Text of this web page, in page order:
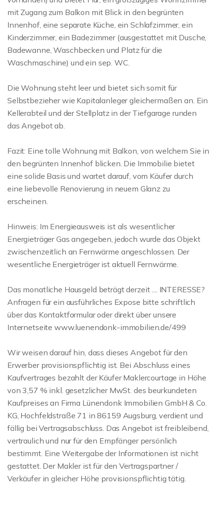
mit Zugang zum Balkon mit Blick in den begrünten
Innenhof, eine separate Küche, ein Schlafzimmer, ein
Kinderzimmer, ein Badezimmer (ausgestattet mit Dusche,
Badewanne, Waschbecken und Platz für die
Waschmaschine) und ein sep. WC.
Die Wohnung steht leer und bietet sich somit für
Selbstbezieher wie Kapitalanleger gleichermaßen an. Ein
Kellerabteil und der Stellplatz in der Tiefgarage runden
das Angebot ab.
Fazit: Eine tolle Wohnung mit Balkon, von welchem Sie in
den begrünten Innenhof blicken. Die Immobilie bietet
eine solide Basis und wartet darauf, vom Käufer durch
eine liebevolle Renovierung in neuem Glanz zu
erscheinen.
Hinweis: Im Energieausweis ist als wesentlicher
Energieträger Gas angegeben, jedoch wurde das Objekt
zwischenzeitlich an Fernwärme angeschlossen. Der
wesentliche Energieträger ist aktuell Fernwärme.
Das monatliche Hausgeld beträgt derzeit .... INTERESSE?
Anfragen für ein ausführliches Expose bitte schriftlich
über das Kontaktformular oder direkt über unsere
Internetseite www.luenendonk-immobilien.de/499
Wir weisen darauf hin, dass dieses Angebot für den
Erwerber provisionspflichtig ist. Bei Abschluss eines
Kaufvertrages bezahlt der Käufer Maklercourtage in Höhe
von 3,57 % inkl. gesetzlicher MwSt. des beurkundeten
Kaufpreises an Firma Lünendonk Immobilien GmbH & Co.
KG, Hochfeldstraße 71 in 86159 Augsburg, verdient und
fällig bei Vertragsabschluss. Das Angebot ist freibleibend,
vertraulich und nur für den Empfänger persönlich
bestimmt. Eine Weitergabe der Informationen ist nicht
gestattet. Der Makler ist für den Vertragspartner /
Verkäufer in gleicher Höhe provisionspflichtig tätig.